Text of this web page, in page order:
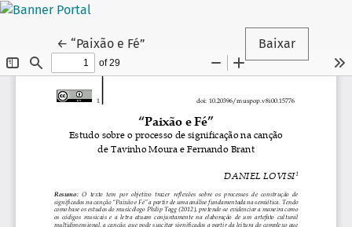
← Voltar aos Detalhes do Artigo
“Paixão e Fé” Baixar